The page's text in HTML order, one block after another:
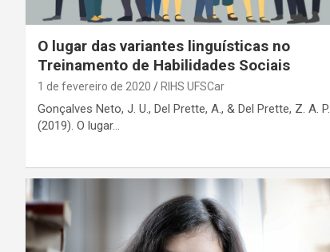
O lugar das variantes linguísticas no
Treinamento de Habilidades Sociais
1 de fevereiro de 2020 RIHS UFSCar
Gonçalves Neto, J. U., Del Prette, A., & Del Prette, Z. A. P.
(2019). O lugar…